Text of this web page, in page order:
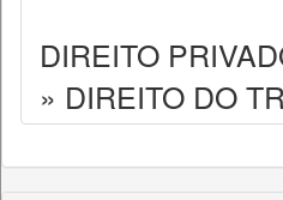
DIREITO
» DIREITO DO